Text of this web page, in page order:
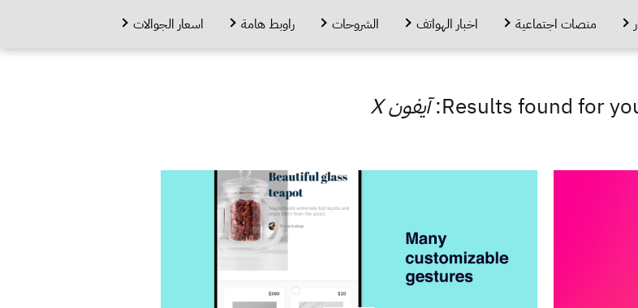
منصات اجتماعية اخبار الهواتف الشروحات راوبط هامة اسعار الجوالات
Results found for آيفون X